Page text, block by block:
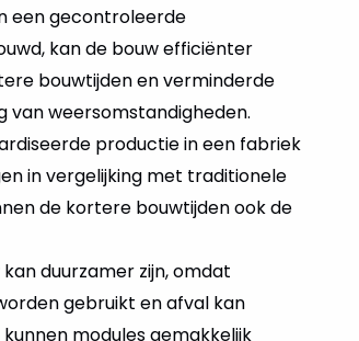
een gecontroleerde
kan de bouw efficiënter
bouwtijden en verminderde
van weersomstandigheden.
productie in een fabriek
in vergelijking met traditionele
de kortere bouwtijden ook de
duurzamer zijn, omdat
gebruikt en afval kan
modules gemakkelijk